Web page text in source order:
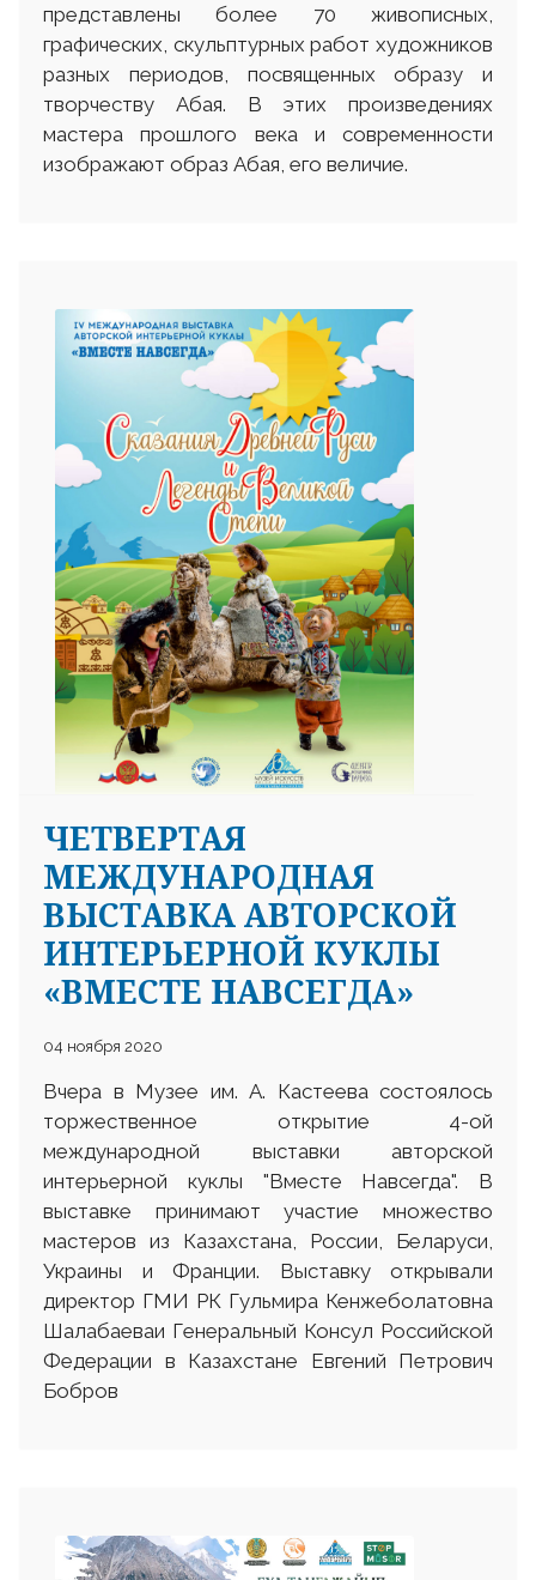
представлены более 70 живописных,
графических, скульптурных работ художников
разных периодов, посвященных образу и
творчеству Абая. В этих произведениях
мастера прошлого века и современности
изображают образ Абая, его величие.
ЧЕТВЕРТАЯ
МЕЖДУНАРОДНАЯ
ВЫСТАВКА АВТОРСКОЙ
ИНТЕРЬЕРНОЙ КУКЛЫ
«ВМЕСТЕ НАВСЕГДА»
04 ноября 2020
Вчера в Музее им. А. Кастеева состоялось
торжественное открытие 4-ой
международной выставки авторской
интерьерной куклы "Вместе Навсегда". В
выставке принимают участие множество
мастеров из Казахстана, России, Беларуси,
Украины и Франции. Выставку открывали
директор ГМИ РК Гульмира Кенжеболатовна
Шалабаеваи Генеральный Консул Российской
Федерации в Казахстане Евгений Петрович
Бобров